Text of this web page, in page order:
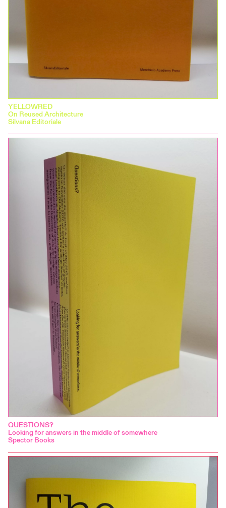
YELLOWRED
On Reused Architecture
Silvana Editoriale
QUESTIONS?
Looking for answers in the middle of somewhere
Spector Books